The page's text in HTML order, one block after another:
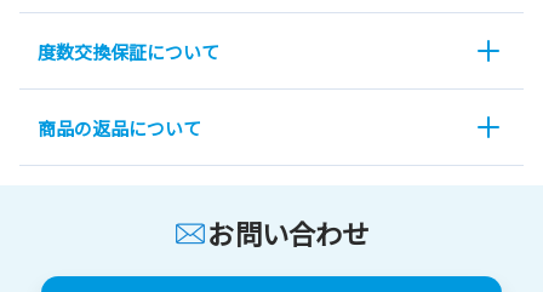
度数交換保証について
商品の返品について
お問い合わせ